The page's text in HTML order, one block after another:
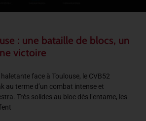
: une bataille de blocs, un
victoire
face à Toulouse, le CVB52
au terme d’un combat intense et
Très solides au bloc dès l’entame, les